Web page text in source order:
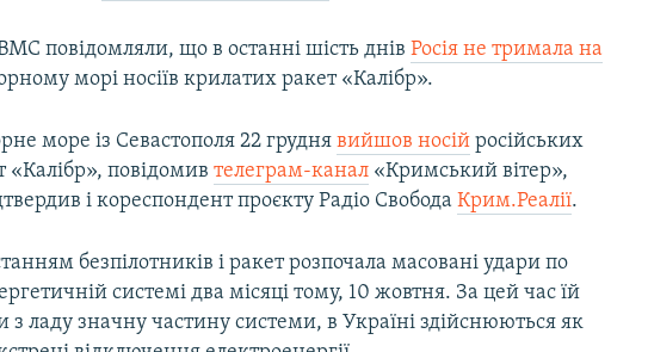
повідомляли, що в останні шість днівРосія не тримала на
морі носіїв крилатих ракет «Калібр».
море із Севастополя 22 груднявийшов носій російських
«Калібр», повідомивтелеграм-канал «Кримський вітер»,
і кореспондент проєкту Радіо СвободаКрим.Реалії.
безпілотників і ракет розпочала масовані удари по
системі два місяці тому, 10 жовтня. За цей час їй
з ладу значну частину системи, в Україні здійснюються як